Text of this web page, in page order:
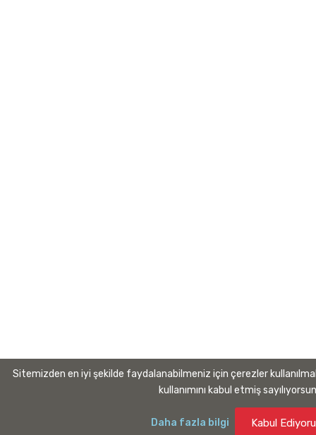
Sitemizden en iyi şekilde faydalanabilmeniz için çerezler
kullanımını kabul etmiş
Daha fazla bilgi Kabul